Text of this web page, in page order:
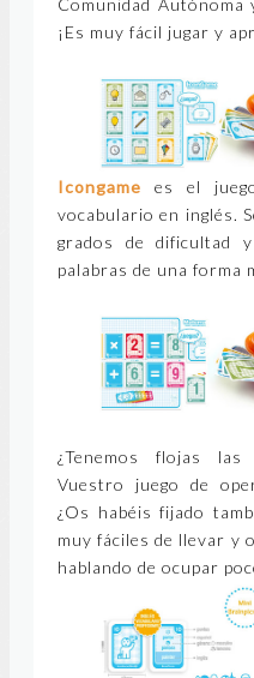
Comunidad Autónoma
¡Es muy fácil jugar y
Icongame es el
vocabulario en inglés.
grados de dificultad
palabras de una forma
¿Tenemos flojas
Vuestro juego de
¿Os habéis fijado
muy fáciles de llevar y
hablando de ocupar